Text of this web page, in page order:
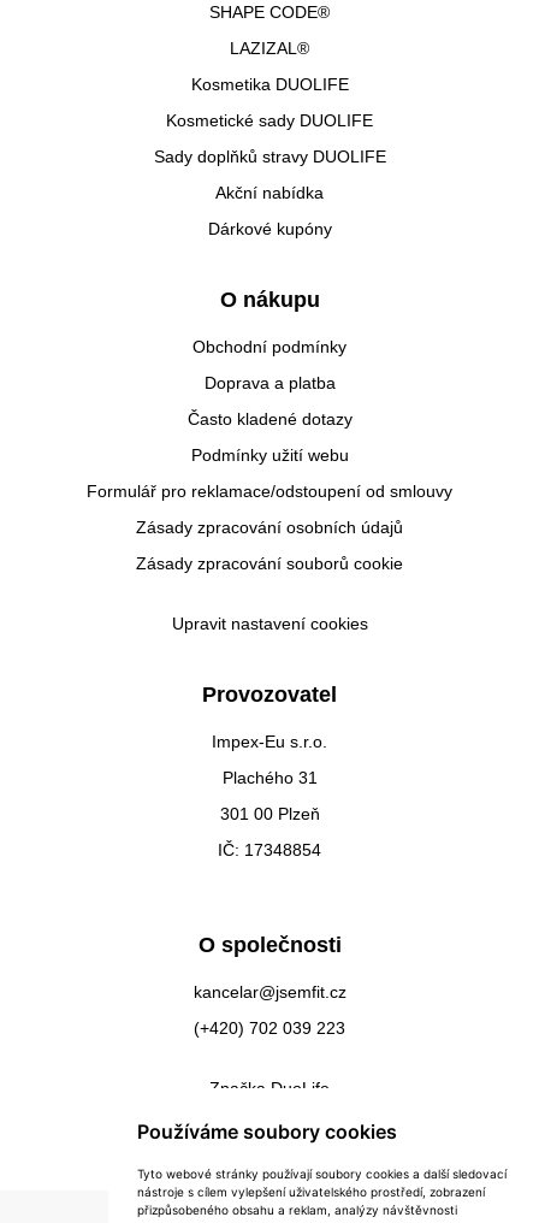
Používáme soubory cookies
Tyto webové stránky používají soubory cookies a další sledovací
nástroje s cílem vylepšení uživatelského prostředí, zobrazení
přizpůsobeného obsahu a reklam, analýzy návštěvnosti
SHAPE CODE®
LAZIZAL®
Kosmetika DUOLIFE
Kosmetické sady DUOLIFE
Sady doplňků stravy DUOLIFE
Akční nabídka
Dárkové kupóny
O nákupu
Obchodní podmínky
Doprava a platba
Často kladené dotazy
Podmínky užití webu
Formulář pro reklamace/odstoupení od smlouvy
Zásady zpracování osobních údajů
Zásady zpracování souborů cookie
Upravit nastavení cookies
Provozovatel
Impex-Eu s.r.o.
Plachého 31
301 00 Plzeň
IČ: 17348854
O společnosti
kancelar@jsemfit.cz
(+420) 702 039 223
Značka DuoLife
Kontakty